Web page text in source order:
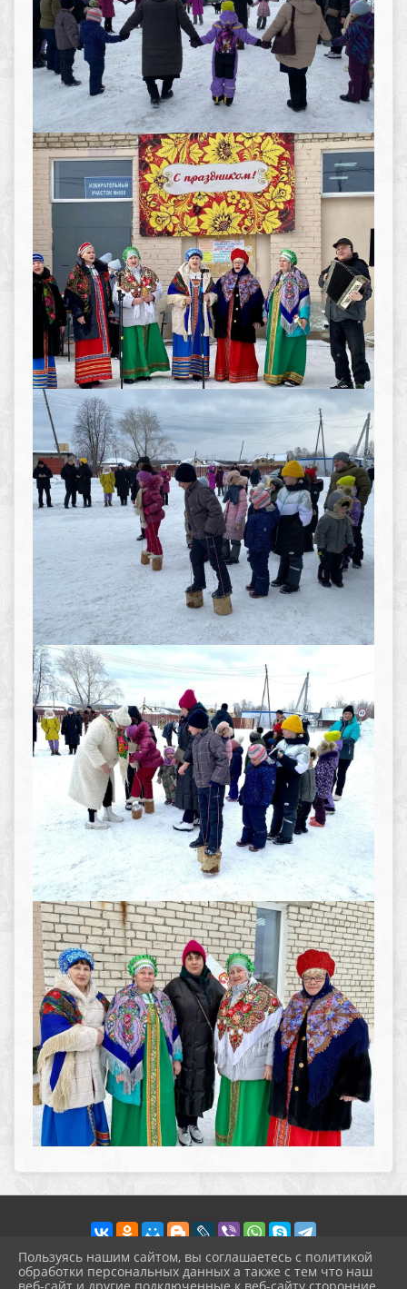
Пользуясь нашим сайтом, вы соглашаетесь с политикой
обработки персональных данных а также с тем что наш